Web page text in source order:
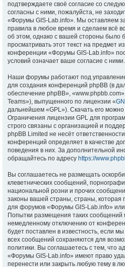
подтверждаете своё согласие со
согласны с ними, пожалуйста, не
«Форумы GIS-Lab.info». Мы оставляем
правила в любое время и сделаем всё
об этом, однако с вашей стороны было
просматривать этот текст на предмет
конференции «Форумы GIS-Lab.info»
условий означает ваше согласие с ними.
Наши форумы работают под
для создания конференций phpBB (в
обеспечение phpBB»,
Teams»), выпущенного по лицензии «
дальнейшем «GPL»). Скачать его можно
Ограничения лицензии GPL для
строго связаны с организацией и
phpBB Limited не несёт
конференций определяет в качестве
поведения в них. За дополнительной
обращайтесь по адресу https://
Вы соглашаетесь не размещать
клеветнических сообщений,
национальной розни и прочих
законы вашей страны, страны, которая
для форумов «Форумы GIS-Lab.info»
Попытки размещения таких сообщений
немедленному отключению от
будет поставлен в известность, если
всех сообщений сохраняются для
политики. Вы соглашаетесь с тем, что
«Форумы GIS-Lab.info» имеют право
перенести или закрыть любую тему в